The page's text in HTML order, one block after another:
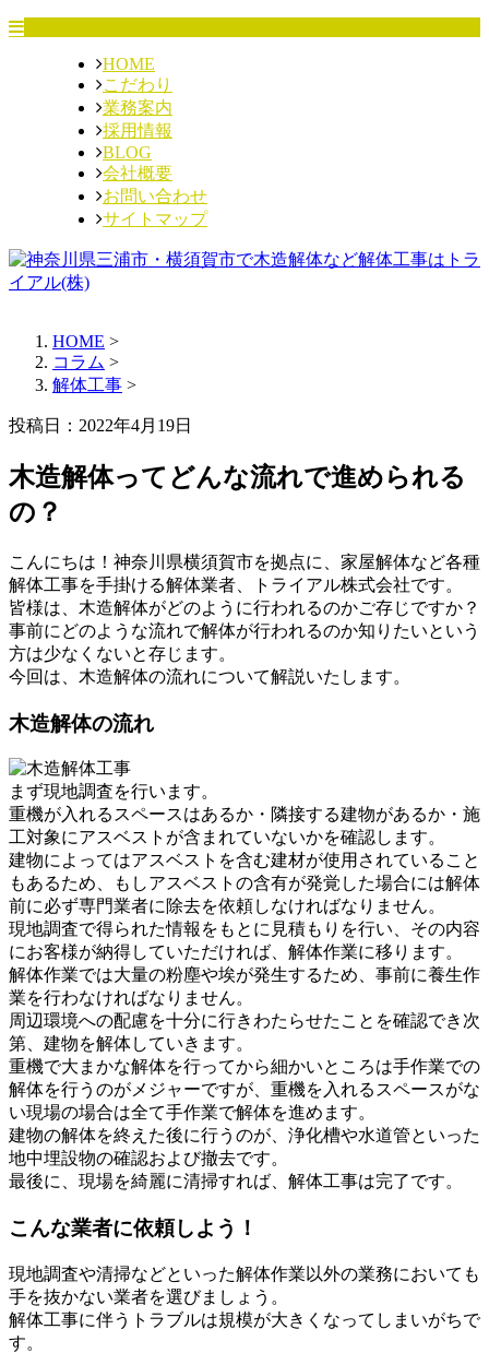
HOME
こだわり
業務案内
採用情報
BLOG
会社概要
お問い合わせ
サイトマップ
HOME >
コラム >
解体工事 >
投稿日：2022年4月19日
木造解体ってどんな流れで進められる
の？
こんにちは！神奈川県横須賀市を拠点に、家屋解体など各種
解体工事を手掛ける解体業者、トライアル株式会社です。
皆様は、木造解体がどのように行われるのかご存じですか？
事前にどのような流れで解体が行われるのか知りたいという
方は少なくないと存じます。
今回は、木造解体の流れについて解説いたします。
木造解体の流れ
まず現地調査を行います。
重機が入れるスペースはあるか・隣接する建物があるか・施
工対象にアスベストが含まれていないかを確認します。
建物によってはアスベストを含む建材が使用されていること
もあるため、もしアスベストの含有が発覚した場合には解体
前に必ず専門業者に除去を依頼しなければなりません。
現地調査で得られた情報をもとに見積もりを行い、その内容
にお客様が納得していただければ、解体作業に移ります。
解体作業では大量の粉塵や埃が発生するため、事前に養生作
業を行わなければなりません。
周辺環境への配慮を十分に行きわたらせたことを確認でき次
第、建物を解体していきます。
重機で大まかな解体を行ってから細かいところは手作業での
解体を行うのがメジャーですが、重機を入れるスペースがな
い現場の場合は全て手作業で解体を進めます。
建物の解体を終えた後に行うのが、浄化槽や水道管といった
地中埋設物の確認および撤去です。
最後に、現場を綺麗に清掃すれば、解体工事は完了です。
こんな業者に依頼しよう！
現地調査や清掃などといった解体作業以外の業務においても
手を抜かない業者を選びましょう。
解体工事に伴うトラブルは規模が大きくなってしまいがちで
す。